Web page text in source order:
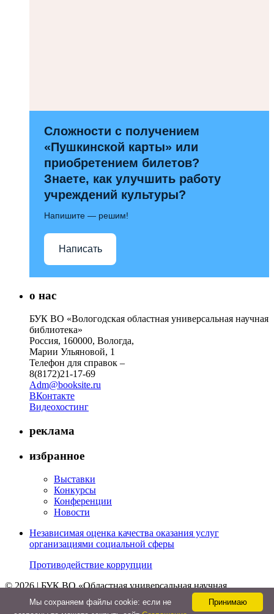
Сложности с получением
«Пушкинской карты» или
приобретением билетов?
Знаете, как улучшить работу
учреждений культуры?
Напишите — решим!
Написать
о нас
БУК ВО «Вологодская областная универсальная научная
библиотека»
Россия, 160000, Вологда,
Марии Ульяновой, 1
Телефон для справок –
8(8172)21-17-69
Adm@booksite.ru
ВКонтакте
Видеохостинг
реклама
избранное
Выставки
Конкурсы
Конференции
Новости
Независимая оценка качества оказания услуг
организациями социальной сферы
Противодействие коррупции
© 2026 | БУК ВО «Областная универсальная научная
библиотека»
Принимаю
Мы cохраняем файлы cookie: если не